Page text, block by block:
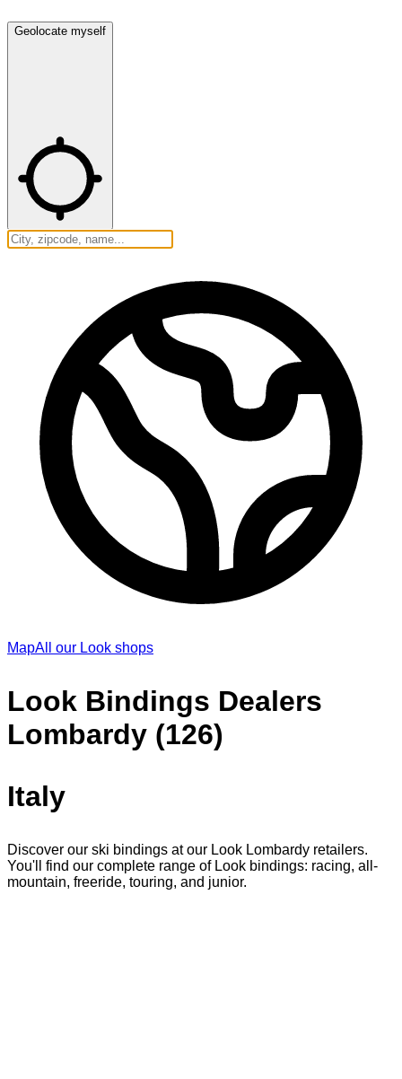
Geolocate myself
MapAll our Look shops
Look Bindings Dealers
Lombardy (126)
Italy
Discover our ski bindings at our Look Lombardy retailers.
You'll find our complete range of Look bindings: racing, all-
mountain, freeride, touring, and junior.